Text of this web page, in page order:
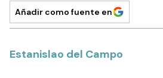
Añadir como fuente en
Estanislao del Campo